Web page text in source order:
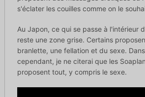
s'éclater les couilles comme on le
Au Japon, ce qui se passe à l'intérieur
reste une zone grise. Certains
branlette, une fellation et du sexe.
cependant, je ne citerai que les
proposent tout, y compris le sexe.